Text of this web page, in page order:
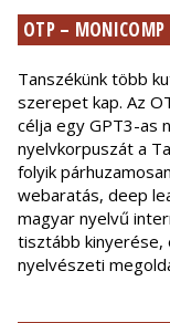
OTP – MONICOMP
Tanszékünk több
szerepet kap. Az
célja egy GPT3-as
nyelvkorpuszát a
folyik
webaratás, deep
magyar nyelvű
tisztább kinyerése,
nyelvészeti